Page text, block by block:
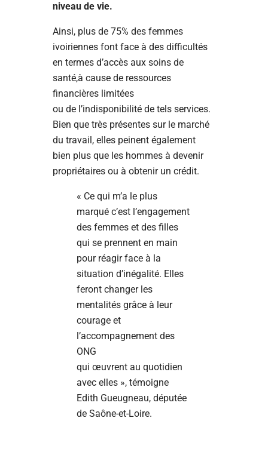
niveau de vie.
Ainsi, plus de 75% des femmes
ivoiriennes font face à des difficultés
en termes d’accès aux soins de
santé,à cause de ressources
financières limitées
ou de l’indisponibilité de tels services.
Bien que très présentes sur le marché
du travail, elles peinent également
bien plus que les hommes à devenir
propriétaires ou à obtenir un crédit.
« Ce qui m’a le plus
marqué c’est l’engagement
des femmes et des filles
qui se prennent en main
pour réagir face à la
situation d’inégalité. Elles
feront changer les
mentalités grâce à leur
courage et
l’accompagnement des
ONG
qui œuvrent au quotidien
avec elles », témoigne
Edith Gueugneau, députée
de Saône-et-Loire.